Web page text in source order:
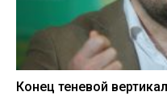
Конец теневой